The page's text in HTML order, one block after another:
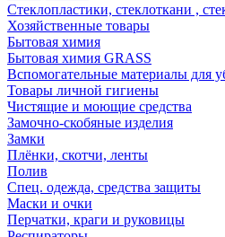
Стеклопластики, стеклоткани ,
Хозяйственные товары
Бытовая химия
Бытовая химия GRASS
Вспомогательные материалы для
Товары личной гигиены
Чистящие и моющие средства
Замочно-скобяные изделия
Замки
Плёнки, скотчи, ленты
Полив
Спец. одежда, средства защиты
Маски и очки
Перчатки, краги и руковицы